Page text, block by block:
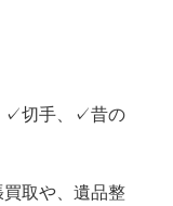
✓切手、✓昔の
取や、遺品整